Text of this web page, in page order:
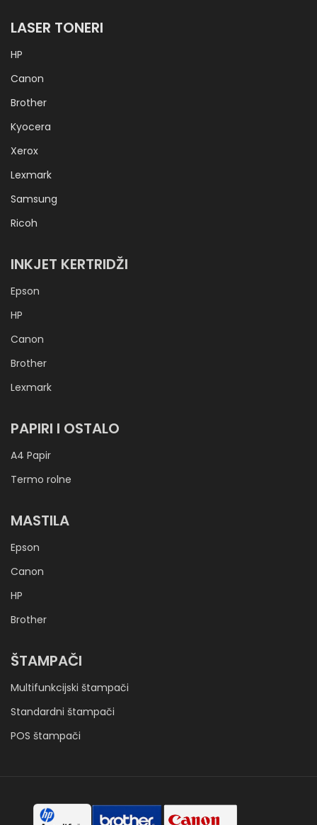
LASER TONERI
HP
Canon
Brother
Kyocera
Xerox
Lexmark
Samsung
Ricoh
INKJET KERTRIDŽI
Epson
HP
Canon
Brother
Lexmark
PAPIRI I OSTALO
A4 Papir
Termo rolne
MASTILA
Epson
Canon
HP
Brother
ŠTAMPAČI
Multifunkcijski štampači
Standardni štampači
POS štampači